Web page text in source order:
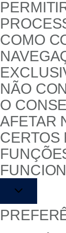
COMO
NÃO
O
AFETAR
CERTOS